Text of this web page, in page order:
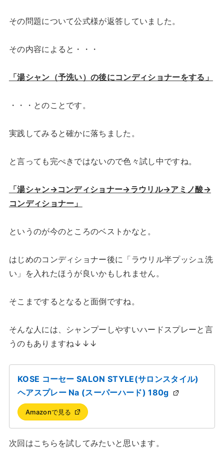
その問題について公式様が返答していました。
その内容によると・・・
「湯シャン（予洗い）の後にコンディショナーをする」
・・・とのことです。
実践してみると確かに落ちました。
と言っても完ぺきではないので色々試し中ですね。
「湯シャン→コンディショナー→ラウリル→アミノ酸→
コンディショナー」
というのが今のところのベストかなと。
はじめのコンディショナー後に「ラウリル半プッシュ洗
い」を入れたほうが良いかもしれません。
そこまでするとなると面倒ですね。
そんな人には、シャンプーしやすいハードスプレーと言
うのもありますね↓↓↓
KOSE コーセー SALON STYLE(サロンスタイル)
ヘアスプレー Na (スーパーハード) 180g
Amazonで見る
次回はこちらを試してみたいと思います。